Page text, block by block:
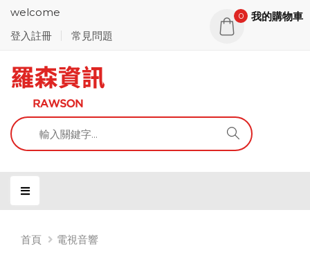
welcome
登入註冊
常見問題
0 我的購物車
首頁 電視音響